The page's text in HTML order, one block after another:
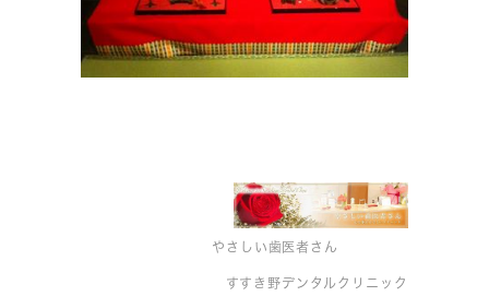
やさしい歯医者さん
すすき野デンタルクリニック